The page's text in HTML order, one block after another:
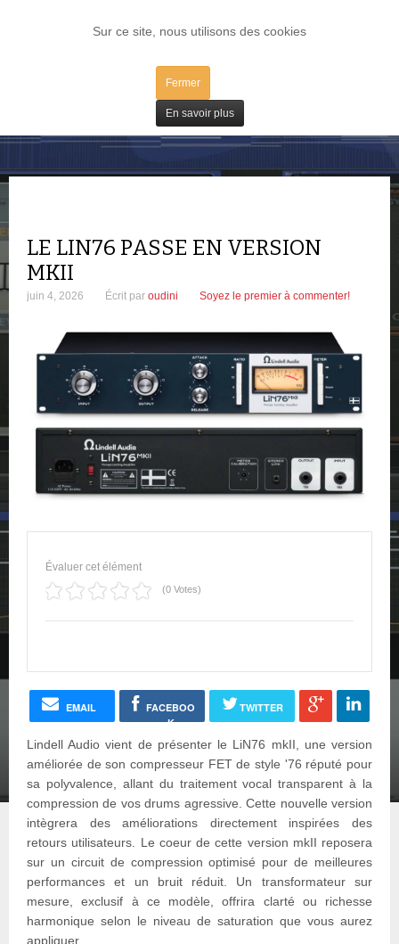
Sur ce site, nous utilisons des cookies
Fermer
En savoir plus
LOG IN
LE LIN76 PASSE EN VERSION
MKII
juin 4, 2026 Écrit par oudini Soyez le premier à commenter!
Évaluer cet élément
(0 Votes)
EMAIL
FACEBOO
K
TWITTER
Lindell Audio vient de présenter le LiN76 mkII, une version
améliorée de son compresseur FET de style '76 réputé pour
sa polyvalence, allant du traitement vocal transparent à la
compression de vos drums agressive. Cette nouvelle version
intègrera des améliorations directement inspirées des
retours utilisateurs. Le coeur de cette version mkII reposera
sur un circuit de compression optimisé pour de meilleures
performances et un bruit réduit. Un transformateur sur
mesure, exclusif à ce modèle, offrira clarté ou richesse
harmonique selon le niveau de saturation que vous aurez
appliquer.